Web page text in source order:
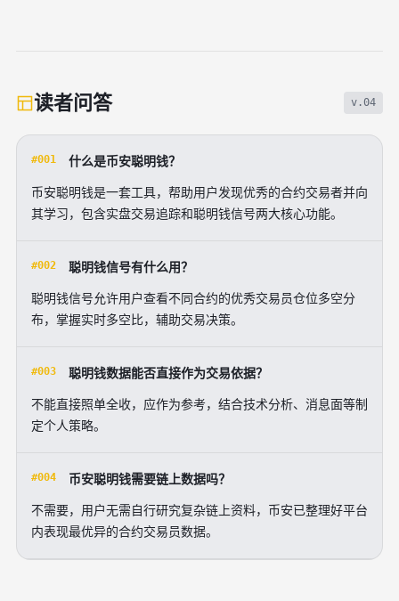
读者问答 v.04
#001 什么是币安聪明钱？
币安聪明钱是一套工具，帮助用户发现优秀的合约交易者并向
其学习，包含实盘交易追踪和聪明钱信号两大核心功能。
#002 聪明钱信号有什么用？
聪明钱信号允许用户查看不同合约的优秀交易员仓位多空分
布，掌握实时多空比，辅助交易决策。
#003 聪明钱数据能否直接作为交易依据？
不能直接照单全收，应作为参考，结合技术分析、消息面等制
定个人策略。
#004 币安聪明钱需要链上数据吗？
不需要，用户无需自行研究复杂链上资料，币安已整理好平台
内表现最优异的合约交易员数据。